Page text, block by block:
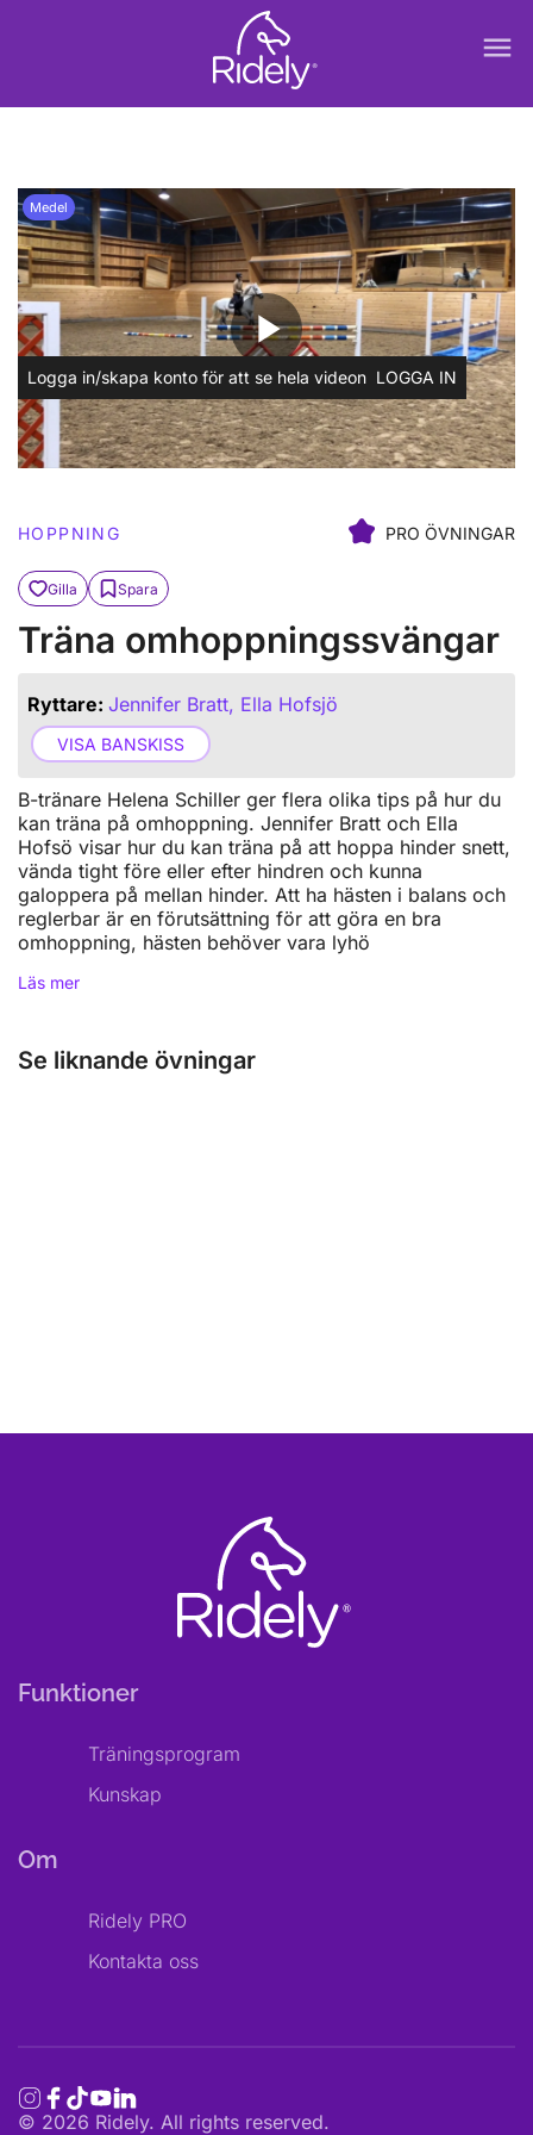
menu
play_arrow
Medel
Logga in/skapa konto för att se hela videon LOGGA IN
HOPPNING PRO ÖVNINGAR
Gilla Spara
Träna omhoppningssvängar
B-tränare Helena Schiller ger flera olika tips på hur du
kan träna på omhoppning. Jennifer Bratt och Ella
Hofsö visar hur du kan träna på att hoppa hinder snett,
vända tight före eller efter hindren och kunna
galoppera på mellan hinder. Att ha hästen i balans och
reglerbar är en förutsättning för att göra en bra
omhoppning, hästen behöver vara lyhö
Läs mer
Ryttare: Jennifer Bratt, Ella Hofsjö
VISA BANSKISS
Se liknande övningar
Funktioner
Träningsprogram
Kunskap
Om
Ridely PRO
Kontakta oss
© 2026 Ridely. All rights reserved.